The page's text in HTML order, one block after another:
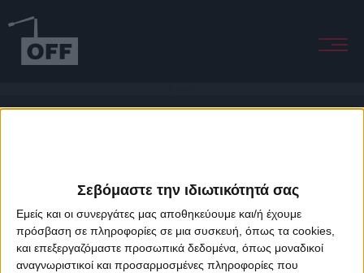
Σεβόμαστε την ιδιωτικότητά σας
Εμείς και οι συνεργάτες μας αποθηκεύουμε και/ή έχουμε
πρόσβαση σε πληροφορίες σε μια συσκευή, όπως τα cookies,
και επεξεργαζόμαστε προσωπικά δεδομένα, όπως μοναδικοί
αναγνωριστικοί και προσαρμοσμένες πληροφορίες που
About Offradio Business Class Terms & Conditions
Privacy Policy